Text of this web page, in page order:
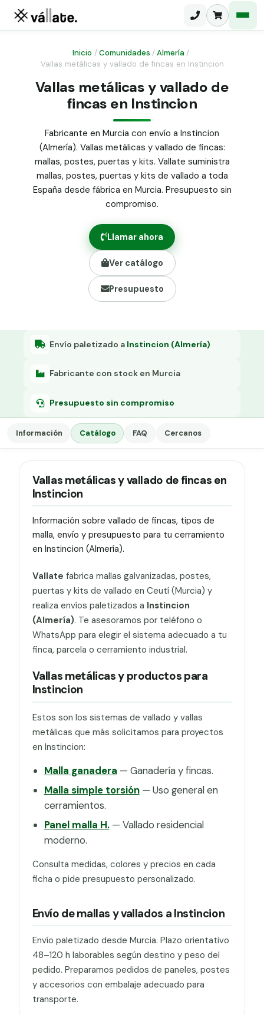
Malla ganadera
Malla simple torsión
Malla triple torsión
Panel malla H.
Puerta abatible dos hojas
Puerta acceso peatonal
Poste malla Hércules
Poste malla simple torsión
Alambre de espino galvanizado
Abrazadera PVC malla H.
Grapa malla H.
Grapadora
Tensor galvanizado
Inicio /Comunidades /Almería /
Vallas metálicas y vallado de fincas en Instincion
Vallas metálicas y vallado de
fincas en Instincion
Fabricante en Murcia con envío a Instincion
(Almería). Vallas metálicas y vallado de fincas:
mallas, postes, puertas y kits. Vallate suministra
mallas, postes, puertas y kits de vallado a toda
España desde fábrica en Murcia. Presupuesto sin
compromiso.
Llamar ahora
Ver catálogo
Presupuesto
Envío paletizado a Instincion (Almería)
Fabricante con stock en Murcia
Presupuesto sin compromiso
Información Catálogo FAQ Cercanos
Vallas metálicas y vallado de fincas en
Instincion
Información sobre vallado de fincas, tipos de
malla, envío y presupuesto para tu cerramiento
en Instincion (Almería).
Vallate fabrica mallas galvanizadas, postes,
puertas y kits de vallado en Ceutí (Murcia) y
realiza envíos paletizados a Instincion
(Almería). Te asesoramos por teléfono o
WhatsApp para elegir el sistema adecuado a tu
finca, parcela o cerramiento industrial.
Vallas metálicas y productos para
Instincion
Estos son los sistemas de vallado y vallas
metálicas que más solicitamos para proyectos
en Instincion:
Malla ganadera — Ganadería y fincas.
Malla simple torsión— Uso general en
cerramientos.
Panel malla H.— Vallado residencial
moderno.
Consulta medidas, colores y precios en cada
ficha o pide presupuesto personalizado.
Envío de mallas y vallados a Instincion
Envío paletizado desde Murcia. Plazo orientativo
48–120 h laborables según destino y peso del
pedido. Preparamos pedidos de paneles, postes
y accesorios con embalaje adecuado para
transporte.